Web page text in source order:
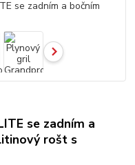
se zadním a
rošt s